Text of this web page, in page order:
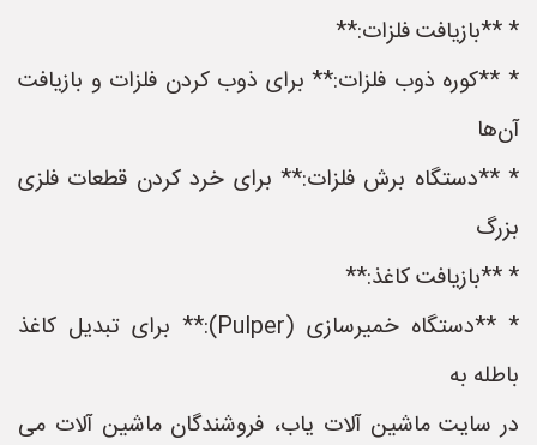
* **بازیافت فلزات:**
* **کوره ذوب فلزات:** برای ذوب کردن فلزات و بازیافت
آن‌ها
* **دستگاه برش فلزات:** برای خرد کردن قطعات فلزی
بزرگ
* **بازیافت کاغذ:**
* **دستگاه خمیرسازی (Pulper):** برای تبدیل کاغذ
باطله به
در سایت ماشین آلات یاب، فروشندگان ماشین آلات می